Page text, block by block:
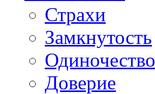
Страхи
Замкнутость
Одиночество
Доверие